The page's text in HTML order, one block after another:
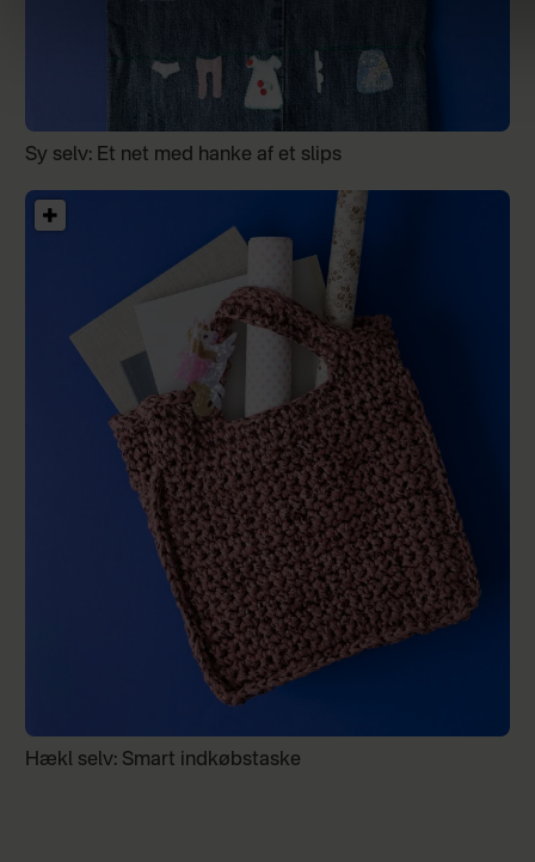
Sy selv: Et net med hanke af et slips
Hækl selv: Smart indkøbstaske